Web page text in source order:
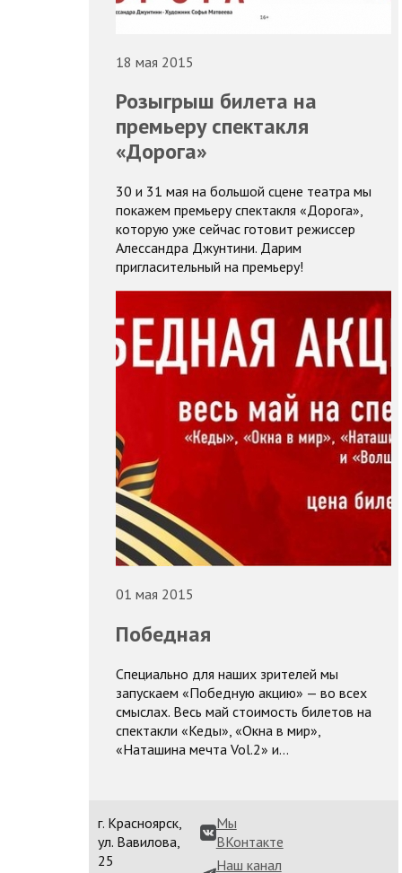
18 мая 2015
Розыгрыш билета на
премьеру спектакля
«Дорога»
30 и 31 мая на большой сцене театра мы
покажем премьеру спектакля «Дорога»,
которую уже сейчас готовит режиссер
Алессандра Джунтини. Дарим
пригласительный на премьеру!
01 мая 2015
Победная
Специально для наших зрителей мы
запускаем «Победную акцию» — во всех
смыслах. Весь май стоимость билетов на
спектакли «Кеды», «Окна в мир»,
«Наташина мечта Vol.2» и…
г. Красноярск,
ул. Вавилова,
25
Мы
ВКонтакте
Наш канал